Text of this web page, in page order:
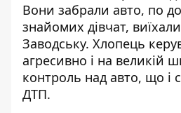
Вони забрали авто, по
знайомих дівчат,
Заводську. Хлопець
агресивно і на великій
контроль над авто, що і
ДТП.